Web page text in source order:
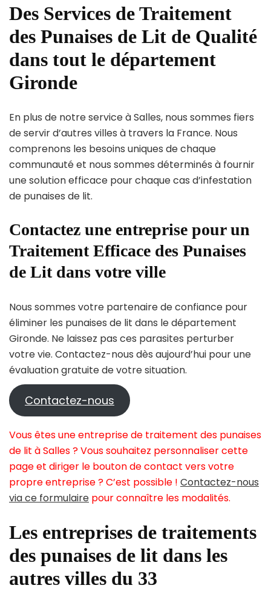
Des Services de Traitement
des Punaises de Lit de Qualité
dans tout le département
Gironde
En plus de notre service à Salles, nous sommes fiers
de servir d’autres villes à travers la France. Nous
comprenons les besoins uniques de chaque
communauté et nous sommes déterminés à fournir
une solution efficace pour chaque cas d’infestation
de punaises de lit.
Contactez une entreprise pour un
Traitement Efficace des Punaises
de Lit dans votre ville
Nous sommes votre partenaire de confiance pour
éliminer les punaises de lit dans le département
Gironde. Ne laissez pas ces parasites perturber
votre vie. Contactez-nous dès aujourd’hui pour une
évaluation gratuite de votre situation.
Contactez-nous
Vous êtes une entreprise de traitement des punaises
de lit à Salles ? Vous souhaitez personnaliser cette
page et diriger le bouton de contact vers votre
propre entreprise ? C’est possible ! Contactez-nous
via ce formulaire pour connaître les modalités.
Les entreprises de traitements
des punaises de lit dans les
autres villes du 33